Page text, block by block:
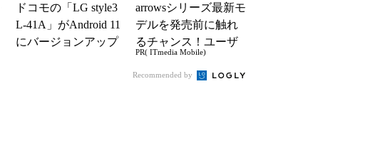
ドコモの「LG style3
L-41A」がAndroid 11
にバージョンアップ
arrowsシリーズ最新モ
デルを発売前に触れ
るチャンス！ユーザ
ー座談会開催
PR( ITmedia Mobile)
Recommended by